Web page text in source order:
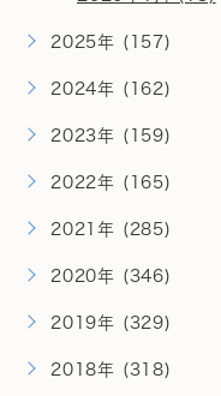
2025年 (157)
2024年 (162)
2023年 (159)
2022年 (165)
2021年 (285)
2020年 (346)
2019年 (329)
2018年 (318)